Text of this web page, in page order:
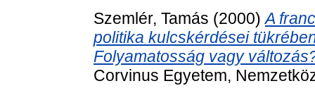
Szemlér, Tamás (2000)A
politika kulcskérdései
Folyamatosság vagy
Corvinus Egyetem,